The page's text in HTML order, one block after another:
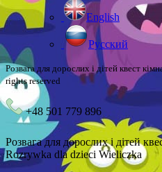
English
Русский
Розвага для дорослих і дітей квест
rights reserved
+48 501 779 896
Розвага для дорослих і дітей
Rozrywka dla dzieci Wieliczka